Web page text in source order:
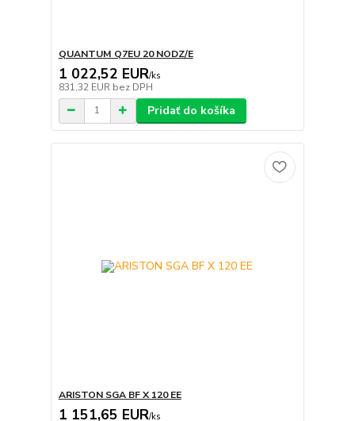
QUANTUM Q7EU 20 NODZ/E
1 022,52 EUR/ks
831,32 EUR bez DPH
Pridať do košíka
ARISTON SGA BF X 120 EE
1 151,65 EUR/ks